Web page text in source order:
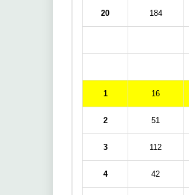
20 184
1 16
2 51
3 112
4 42